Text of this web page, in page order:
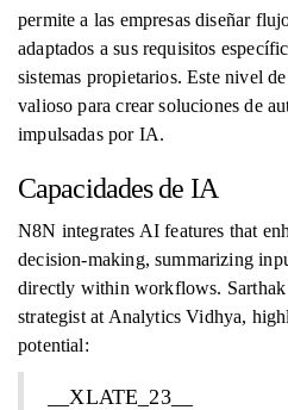
permite a las empresas diseñar
adaptados a sus requisitos
sistemas propietarios. Este nivel
valioso para crear soluciones de
impulsadas por IA.
Capacidades de IA
N8N integrates AI features that
decision-making, summarizing
directly within workflows.
strategist at Analytics Vidhya,
potential:
__XLATE_23__